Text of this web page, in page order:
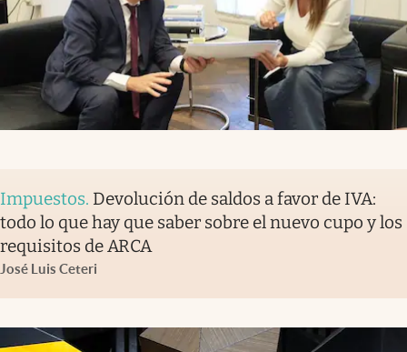
Impuestos. Devolución de saldos a favor de IVA:
todo lo que hay que saber sobre el nuevo cupo y los
requisitos de ARCA
José Luis Ceteri